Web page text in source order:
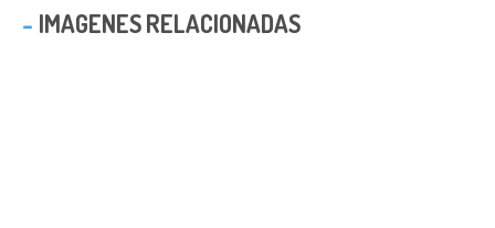
IMAGENES RELACIONADAS